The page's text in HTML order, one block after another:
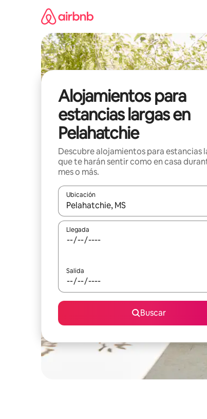
Alojamientos para
estancias largas en
Pelahatchie
Descubre alojamientos para estancias
que te harán sentir como en casa
mes o más.
Ubicación
Cuando los resultados estén disponibles,
Llegada
Salida
Buscar